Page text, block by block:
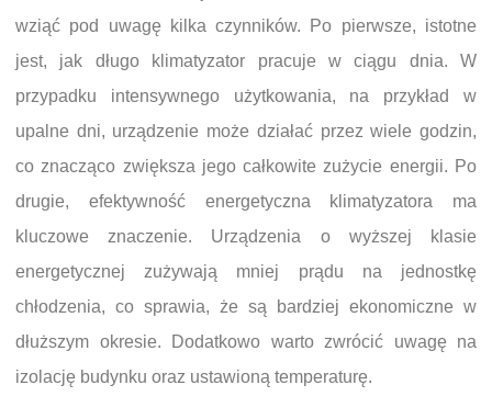
wziąć pod uwagę kilka czynników. Po pierwsze, istotne
jest, jak długo klimatyzator pracuje w ciągu dnia. W
przypadku intensywnego użytkowania, na przykład w
upalne dni, urządzenie może działać przez wiele godzin,
co znacząco zwiększa jego całkowite zużycie energii. Po
drugie, efektywność energetyczna klimatyzatora ma
kluczowe znaczenie. Urządzenia o wyższej klasie
energetycznej zużywają mniej prądu na jednostkę
chłodzenia, co sprawia, że są bardziej ekonomiczne w
dłuższym okresie. Dodatkowo warto zwrócić uwagę na
izolację budynku oraz ustawioną temperaturę.